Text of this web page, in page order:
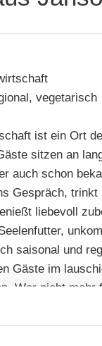
vegetarisch
ist ein Ort
sitzen an
auch schon
Gespräch, trinkt
liebevoll
saisonal und
Gäste im
Wer nicht mehr
Gästehaus ein.